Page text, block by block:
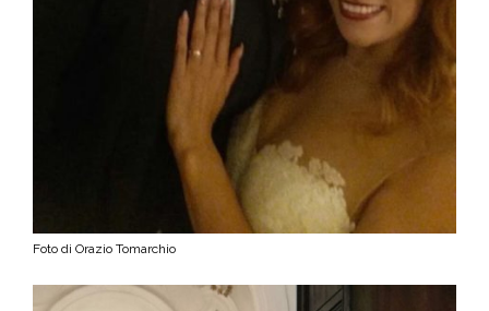
Foto di Orazio Tomarchio